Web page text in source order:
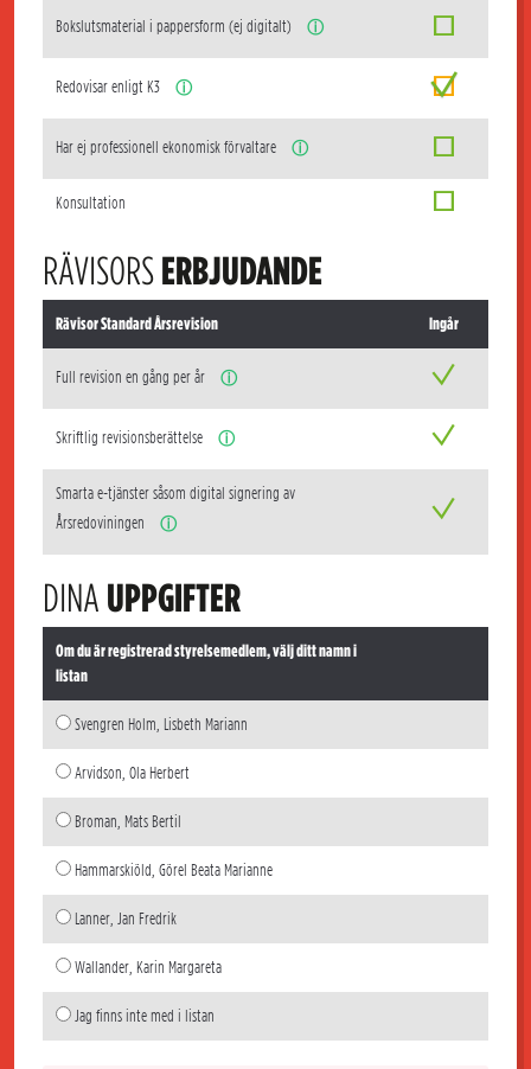
Bokslutsmaterial i pappersform (ej digitalt) ⓘ
Redovisar enligt K3 ⓘ
Har ej professionell ekonomisk förvaltare ⓘ
Konsultation
RÄVISORSERBJUDANDE
Rävisor Standard Årsrevision Ingår
Full revision en gång per år ⓘ
Skriftlig revisionsberättelse ⓘ
Smarta e-tjänster såsom digital signering av
Årsredoviningen
ⓘ
DINA UPPGIFTER
Om du är registrerad styrelsemedlem, välj ditt namn i
listan
Svengren Holm, Lisbeth Mariann
Arvidson, Ola Herbert
Broman, Mats Bertil
Hammarskiöld, Görel Beata Marianne
Lanner, Jan Fredrik
Wallander, Karin Margareta
Jag finns inte med i listan